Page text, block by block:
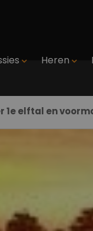
Heren
elftal en